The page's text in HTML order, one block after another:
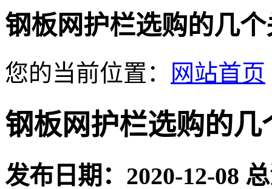
钢板网护栏选购的几
您的当前位置： 网站首页
钢板网护栏选购的
发布日期：2020-12-08